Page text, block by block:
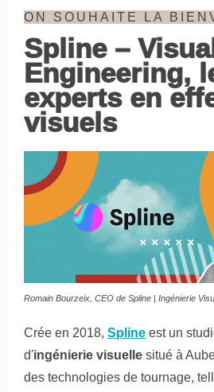
ON SOUHAITE LA
Spline – Visual
Engineering,
experts en
visuels
Romain Bourzeix, CEO de Spline | Ingénierie
Crée en 2018, Spline est un
d'ingénierie visuelle situé à
des technologies de tournage,